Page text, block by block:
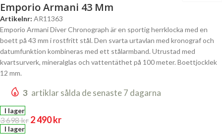
Emporio Armani 43 Mm
Artikelnr: AR11363
Emporio Armani Diver Chronograph är en sportig herrklocka med en
boett på 43 mm i rostfritt stål. Den svarta urtavlan med kronograf och
datumfunktion kombineras med ett stålarmband. Utrustad med
kvartsurverk, mineralglas och vattentäthet på 100 meter. Boettjocklek
12 mm.
3 artiklar sålda de senaste 7 dagarna
I lager
3 698kr 2 490kr
I lager